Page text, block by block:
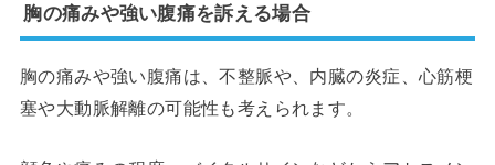
胸の痛みや強い腹痛を訴える場合
胸の痛みや強い腹痛は、不整脈や、内臓の炎症、心筋梗
塞や大動脈解離の可能性も考えられます。